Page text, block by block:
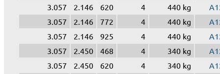
3.057
2.146 620 4 440 kg
3.057
2.146 772 4 440 kg
3.057
2.146 925 4 440 kg
3.057
2.450 468 4 340 kg
3.057
2.450 620 4 340 kg